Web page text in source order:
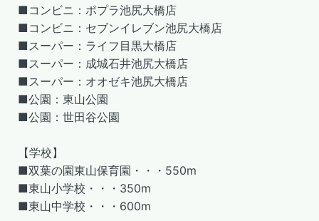
■コンビニ：ポプラ池尻大橋店
■コンビニ：セブンイレブン池尻大橋店
■スーパー：ライフ目黒大橋店
■スーパー：成城石井池尻大橋店
■スーパー：オオゼキ池尻大橋店
■公園：東山公園
■公園：世田谷公園
【学校】
■双葉の園東山保育園・・・550m
■東山小学校・・・350m
■東山中学校・・・600m